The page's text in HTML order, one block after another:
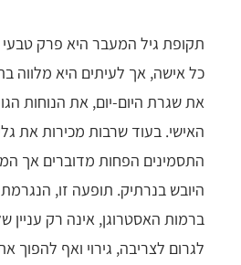
תקופת גיל המעבר היא פרק טבעי
כל אישה, אך לעיתים היא מלווה
את שגרת היום-יום, את הנוחות
האישי. בעוד שרבות מכירות את
התסמינים הפחות מדוברים אך
היובש בנרתיק. תופעה זו,
ברמות האסטרוגן, אינה רק עניין
לגרום לצריבה, גירוי ואף להפוך